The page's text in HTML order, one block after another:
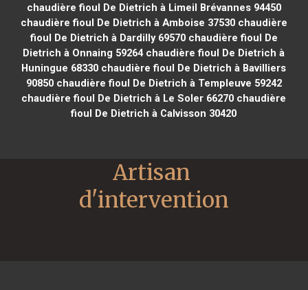
chaudière fioul De Dietrich à Limeil Brévannes 94450
chaudière fioul De Dietrich à Amboise 37530chaudière
fioul De Dietrich à Dardilly 69570chaudière fioul De
Dietrich à Onnaing 59264chaudière fioul De Dietrich à
Huningue 68330 chaudière fioul De Dietrich à Bavilliers
90850chaudière fioul De Dietrich à Templeuve 59242
chaudière fioul De Dietrich à Le Soler 66270 chaudière
fioul De Dietrich à Calvisson 30420
Artisan
d'intervention